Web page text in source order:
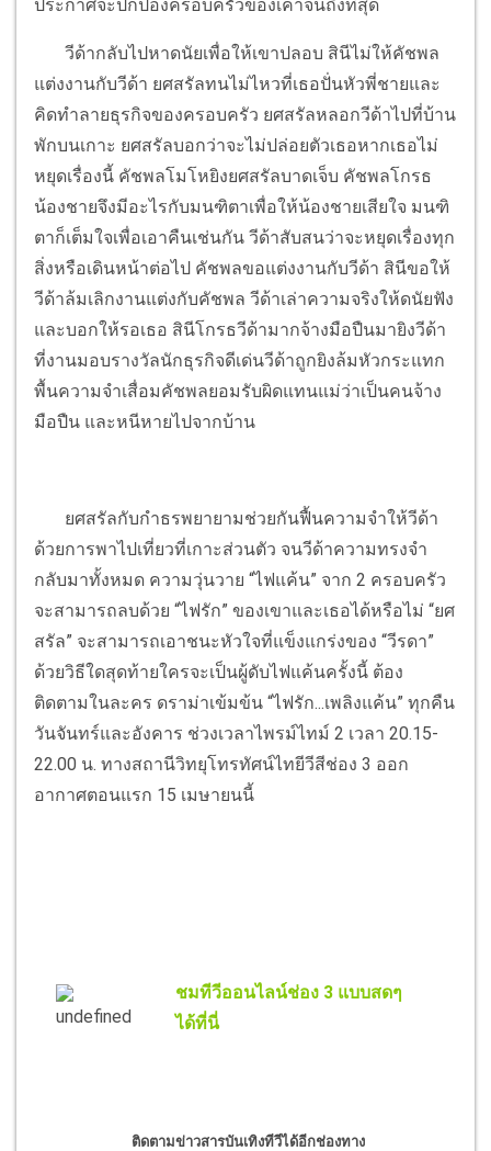
ประกาศจะปกป้องครอบครัวของเค้าจนถึงที่สุด
วีด้ากลับไปหาดนัยเพื่อให้เขาปลอบ สินีไม่ให้คัชพล
แต่งงานกับวีด้า ยศสรัลทนไม่ไหวที่เธอปั่นหัวพี่ชายและ
คิดทำลายธุรกิจของครอบครัว ยศสรัลหลอกวีด้าไปที่บ้าน
พักบนเกาะ ยศสรัลบอกว่าจะไม่ปล่อยตัวเธอหากเธอไม่
หยุดเรื่องนี้ คัชพลโมโหยิงยศสรัลบาดเจ็บ คัชพลโกรธ
น้องชายจึงมีอะไรกับมนฑิตาเพื่อให้น้องชายเสียใจ มนฑิ
ตาก็เต็มใจเพื่อเอาคืนเช่นกัน วีด้าสับสนว่าจะหยุดเรื่องทุก
สิ่งหรือเดินหน้าต่อไป คัชพลขอแต่งงานกับวีด้า สินีขอให้
วีด้าล้มเลิกงานแต่งกับคัชพล วีด้าเล่าความจริงให้ดนัยฟัง
และบอกให้รอเธอ สินีโกรธวีด้ามากจ้างมือปืนมายิงวีด้า
ที่งานมอบรางวัลนักธุรกิจดีเด่นวีด้าถูกยิงล้มหัวกระแทก
พื้นความจำเสื่อมคัชพลยอมรับผิดแทนแม่ว่าเป็นคนจ้าง
มือปืน และหนีหายไปจากบ้าน
ยศสรัลกับกำธรพยายามช่วยกันฟื้นความจำให้วีด้า
ด้วยการพาไปเที่ยวที่เกาะส่วนตัว จนวีด้าความทรงจำ
กลับมาทั้งหมด ความวุ่นวาย “ไฟแค้น” จาก 2 ครอบครัว
จะสามารถลบด้วย “ไฟรัก” ของเขาและเธอได้หรือไม่ “ยศ
สรัล” จะสามารถเอาชนะหัวใจที่แข็งแกร่งของ “วีรดา”
ด้วยวิธีใดสุดท้ายใครจะเป็นผู้ดับไฟแค้นครั้งนี้ ต้อง
ติดตามในละคร ดราม่าเข้มข้น “ไฟรัก...เพลิงแค้น” ทุกคืน
วันจันทร์และอังคาร ช่วงเวลาไพรม์ไทม์ 2 เวลา 20.15-
22.00 น. ทางสถานีวิทยุโทรทัศน์ไทยีวีสีช่อง 3 ออก
อากาศตอนแรก 15 เมษายนนี้
ชมทีวีออนไลน์ช่อง 3 แบบสดๆ
ได้ที่นี่
ติดตามข่าวสารบันเทิงทีวีได้อีกช่องทาง